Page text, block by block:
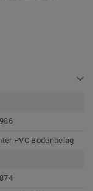
PVC Bodenbelag